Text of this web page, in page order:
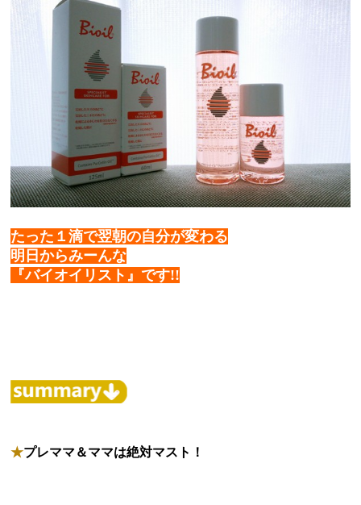
たった１滴で翌朝の自分が変わる
明日からみーんな
『バイオイリスト』です!!
★プレママ＆ママは絶対マスト！